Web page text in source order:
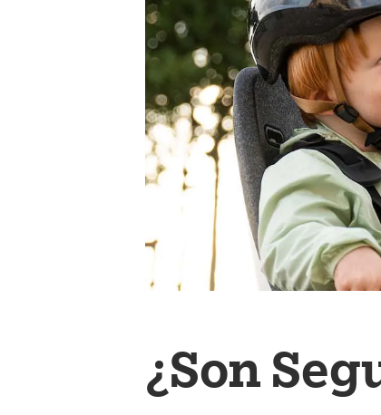
¿Son